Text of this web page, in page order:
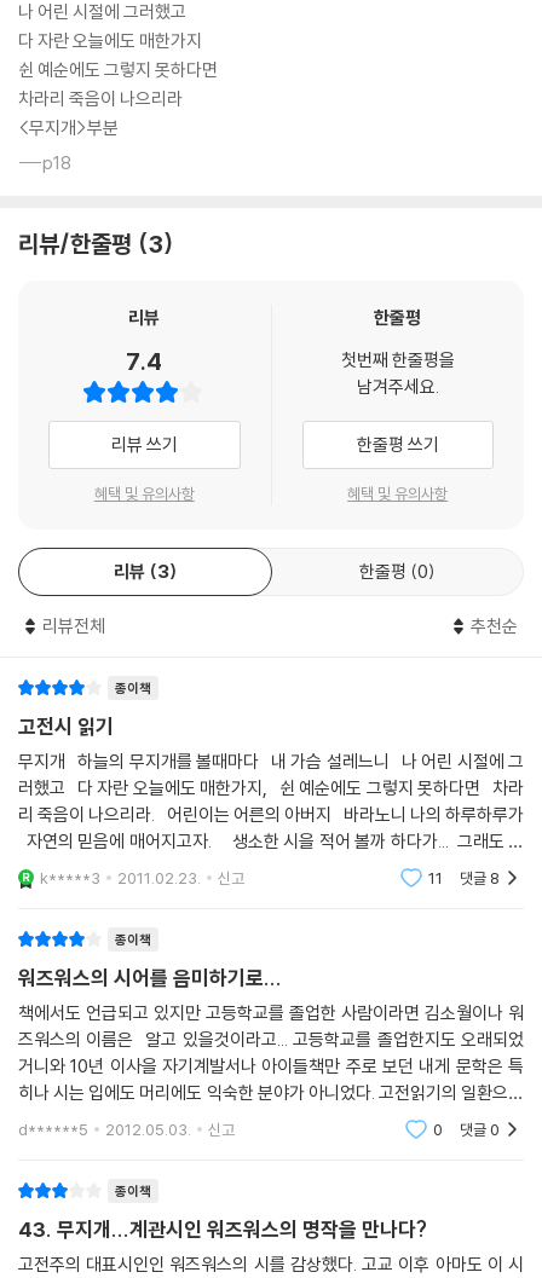
나 어린 시절에 그러했고
다 자란 오늘에도 매한가지
쉰 예순에도 그렇지 못하다면
차라리 죽음이 나으리라
<무지개>부분
---p18
리뷰/한줄평 3
리뷰
7.4
리뷰 쓰기
혜택 및 유의사항
한줄평
첫번째 한줄평을
남겨주세요.
한줄평 쓰기
혜택 및 유의사항
리뷰 3 한줄평 0
리뷰전체 추천순
종이책
고전시 읽기
무지개 하늘의 무지개를 볼때마다 내 가슴 설레느니 나 어린 시절에 그
러했고 다 자란 오늘에도 매한가지, 쉰 예순에도 그렇지 못하다면 차라
리 죽음이 나으리라. 어린이는 어른의 아버지 바라노니 나의 하루하루가
자연의 믿음에 매어지고자. 생소한 시을 적어 볼까 하다가... 그래도 쉽
고 편안하게... 한번은 들어봤구나..로 시작하는
k*****3 2011.02.23. 신고 11 댓글 8
종이책
워즈워스의 시어를 음미하기로...
책에서도 언급되고 있지만 고등학교를 졸업한 사람이라면 김소월이나 워
즈워스의 이름은 알고 있을것이라고... 고등학교를 졸업한지도 오래되었
거니와 10년 이사을 자기계발서나 아이들책만 주로 보던 내게 문학은 특
히나 시는 입에도 머리에도 익숙한 분야가 아니었다. 고전읽기의 일환으로
집어 들었다. 얇고 작은 책이라서 만만하게 보고...이거 먼저 보고 나서 다
d******5 2012.05.03. 신고 0 댓글0
종이책
43. 무지개...계관시인 워즈워스의 명작을 만나다?
고전주의 대표시인인 워즈워스의 시를 감상했다. 고교 이후 아마도 이 시